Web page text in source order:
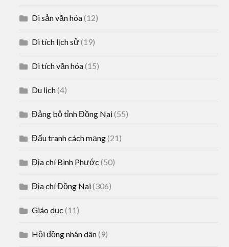
Di sản văn hóa(12)
Di tích lịch sử(19)
Di tích văn hóa(15)
Du lịch(4)
Đảng bộ tỉnh Đồng Nai(55)
Đấu tranh cách mạng(21)
Địa chí Bình Phước (50)
Địa chí Đồng Nai(306)
Giáo dục (11)
Hội đồng nhân dân(9)